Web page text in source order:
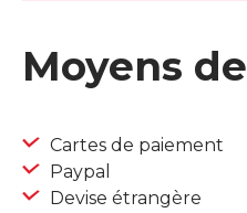
Moyens
Cartes de paiement
Paypal
Devise étrangère